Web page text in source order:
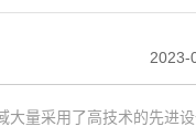
2023-
量采用了高技术的先进